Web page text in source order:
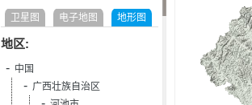
卫星图 电子地图 地形图
地区:
中国
广西壮族自治区